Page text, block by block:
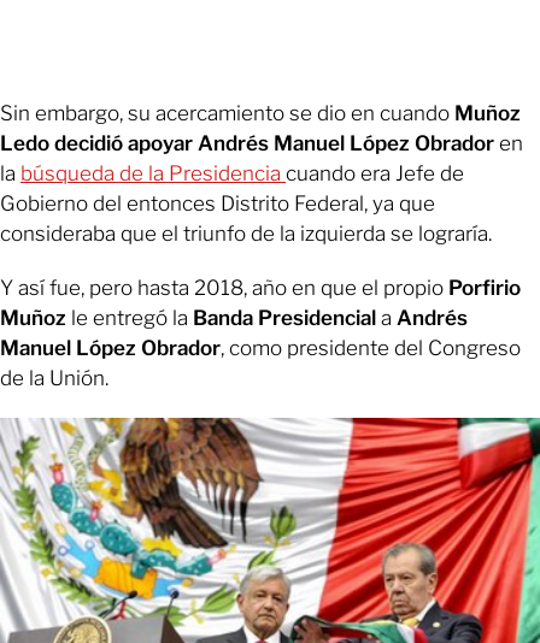
Sin embargo, su acercamiento se dio en cuando Muñoz
Ledo decidió apoyar Andrés Manuel López Obrador en
la búsqueda de la Presidencia cuando era Jefe de
Gobierno del entonces Distrito Federal, ya que
consideraba que el triunfo de la izquierda se lograría.
Y así fue, pero hasta 2018, año en que el propio Porfirio
Muñoz le entregó la Banda Presidencial a Andrés
Manuel López Obrador, como presidente del Congreso
de la Unión.